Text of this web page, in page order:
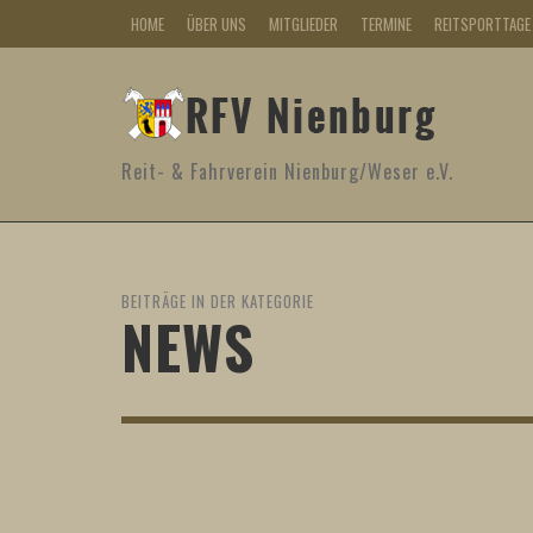
HOME ÜBER UNS MITGLIEDER TERMINE REITSPORTTAGE
Reit- & Fahrverein Nienburg/Weser e.V.
BEITRÄGE IN DER KATEGORIE
NEWS